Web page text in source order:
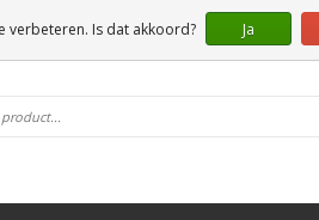
verbeteren. Is dat akkoord? Ja